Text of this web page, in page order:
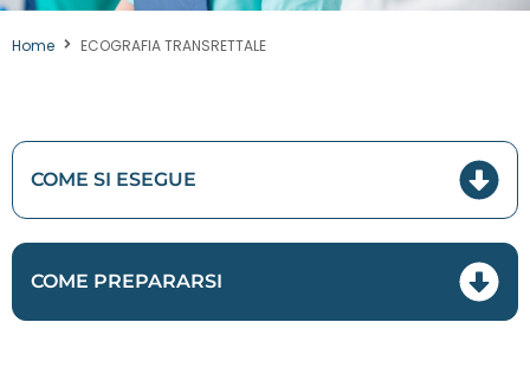
Home ECOGRAFIA TRANSRETTALE
COME SI ESEGUE
COME PREPARARSI